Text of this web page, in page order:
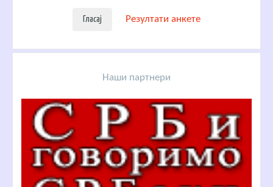
Резултати анкете
Наши партнери